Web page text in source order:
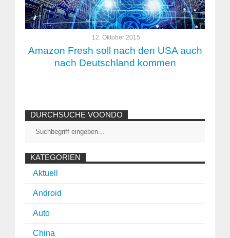
12. Oktober 2015
Amazon Fresh soll nach den USA auch
nach Deutschland kommen
DURCHSUCHE VOONDO
KATEGORIEN
Aktuell
Android
Auto
China